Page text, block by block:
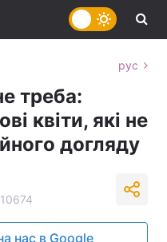
рус
треба:
квіти, які не
догляду
10674
нас в Google